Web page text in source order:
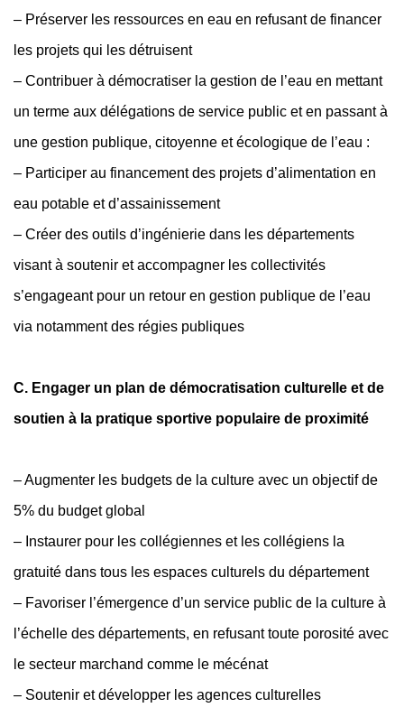
– Préserver les ressources en eau en refusant de financer
les projets qui les détruisent
– Contribuer à démocratiser la gestion de l’eau en mettant
un terme aux délégations de service public et en passant à
une gestion publique, citoyenne et écologique de l’eau :
– Participer au financement des projets d’alimentation en
eau potable et d’assainissement
– Créer des outils d’ingénierie dans les départements
visant à soutenir et accompagner les collectivités
s’engageant pour un retour en gestion publique de l’eau
via notamment des régies publiques
C. Engager un plan de démocratisation culturelle et de
soutien à la pratique sportive populaire de proximité
– Augmenter les budgets de la culture avec un objectif de
5% du budget global
– Instaurer pour les collégiennes et les collégiens la
gratuité dans tous les espaces culturels du département
– Favoriser l’émergence d’un service public de la culture à
l’échelle des départements, en refusant toute porosité avec
le secteur marchand comme le mécénat
– Soutenir et développer les agences culturelles